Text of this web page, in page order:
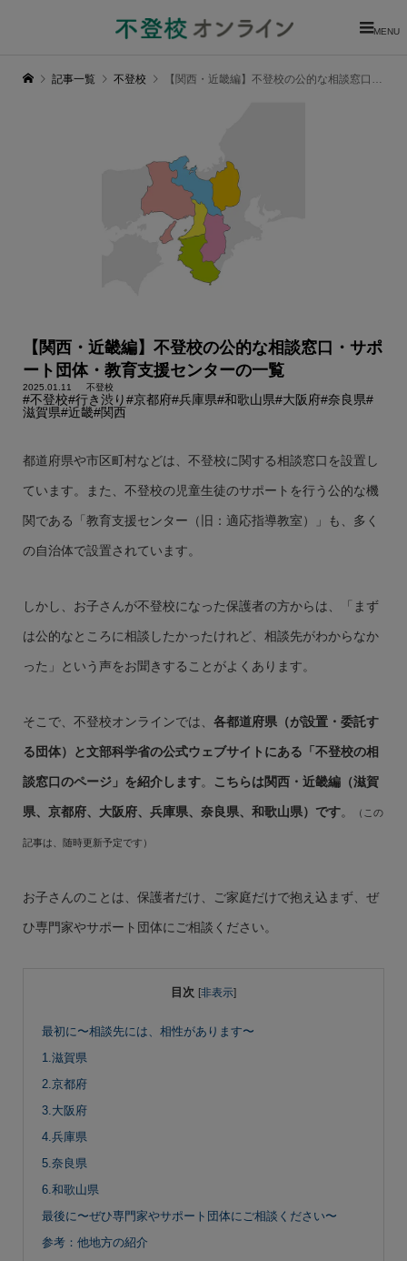
MENU
記事一覧 不登校 【関西・近畿編】不登校の公的な相談窓口・サポート団体・教育支援センターの一覧
【関西・近畿編】不登校の公的な相談窓口・サポ
ート団体・教育支援センターの一覧
2025.01.11 不登校
#不登校#行き渋り#京都府#兵庫県#和歌山県#大阪府#奈良県#
滋賀県#近畿#関西
都道府県や市区町村などは、不登校に関する相談窓口を設置し
ています。また、不登校の児童生徒のサポートを行う公的な機
関である「教育支援センター（旧：適応指導教室）」も、多く
の自治体で設置されています。
しかし、お子さんが不登校になった保護者の方からは、「まず
は公的なところに相談したかったけれど、相談先がわからなか
った」という声をお聞きすることがよくあります。
そこで、不登校オンラインでは、 各都道府県（が設置・委託す
る団体）と文部科学省の公式ウェブサイトにある「不登校の相
談窓口のページ」を紹介します。 こちらは関西・近畿編（滋賀
県、京都府、大阪府、兵庫県、奈良県、和歌山県）です。 （この
記事は、随時更新予定です）
お子さんのことは、保護者だけ、ご家庭だけで抱え込まず、ぜ
ひ専門家やサポート団体にご相談ください。
目次 [非表示]
最初に〜相談先には、相性があります〜
1.滋賀県
2.京都府
3.大阪府
4.兵庫県
5.奈良県
6.和歌山県
最後に〜ぜひ専門家やサポート団体にご相談ください〜
参考：他地方の紹介